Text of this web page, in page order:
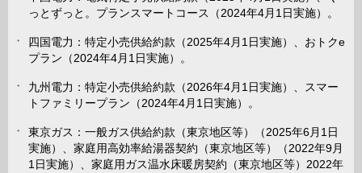
っとずっと。プランスマートコース（2024年4月1日実施）。
四国電力：特定小売供給約款（2025年4月1日実施）、おトクe
プラン（2024年4月1日実施）。
九州電力：特定小売供給約款（2026年4月1日実施）、スマー
トファミリープラン（2024年4月1日実施）。
東京ガス：一般ガス供給約款（東京地区等）（2025年6月1日
実施）、家庭用高効率給湯器契約（東京地区等）（2022年9月
1日実施）、家庭用ガス温水床暖房契約（東京地区等）2022年